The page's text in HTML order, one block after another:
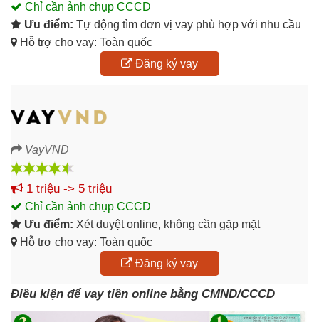
Chỉ cần ảnh chụp CCCD
Ưu điểm: Tự động tìm đơn vị vay phù hợp với nhu cầu
Hỗ trợ cho vay: Toàn quốc
Đăng ký vay
VayVND
1 triệu -> 5 triệu
Chỉ cần ảnh chụp CCCD
Ưu điểm: Xét duyệt online, không cần gặp mặt
Hỗ trợ cho vay: Toàn quốc
Đăng ký vay
Điều kiện để vay tiền online bằng CMND/CCCD